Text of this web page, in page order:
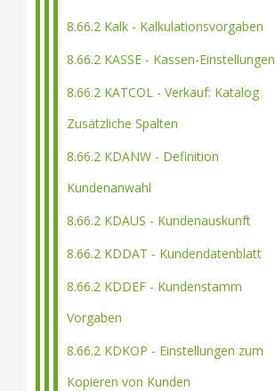
8.66.2 Kalk - Kalkulationsvorgaben
8.66.2 KASSE - Kassen-Einstellungen
8.66.2 KATCOL - Verkauf: Katalog
Zusätzliche Spalten
8.66.2 KDANW - Definition
Kundenanwahl
8.66.2 KDAUS - Kundenauskunft
8.66.2 KDDAT - Kundendatenblatt
8.66.2 KDDEF - Kundenstamm
Vorgaben
8.66.2 KDKOP - Einstellungen zum
Kopieren von Kunden